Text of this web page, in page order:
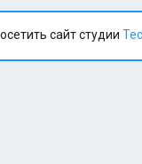
сайт студии